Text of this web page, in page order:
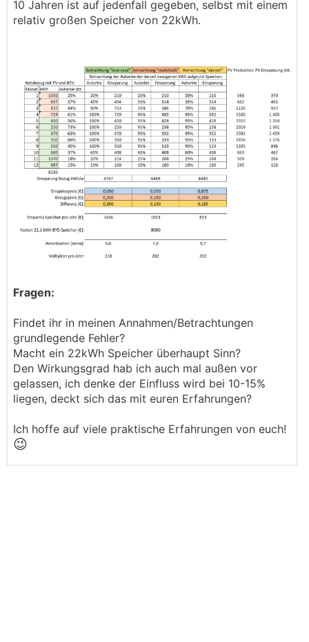
10 Jahren ist auf jedenfall gegeben, selbst mit einem
relativ großen Speicher von 22kWh.
Fragen:
Findet ihr in meinen Annahmen/Betrachtungen
grundlegende Fehler?
Macht ein 22kWh Speicher überhaupt Sinn?
Den Wirkungsgrad hab ich auch mal außen vor
gelassen, ich denke der Einfluss wird bei 10-15%
liegen, deckt sich das mit euren Erfahrungen?
Ich hoffe auf viele praktische Erfahrungen von euch!
😉